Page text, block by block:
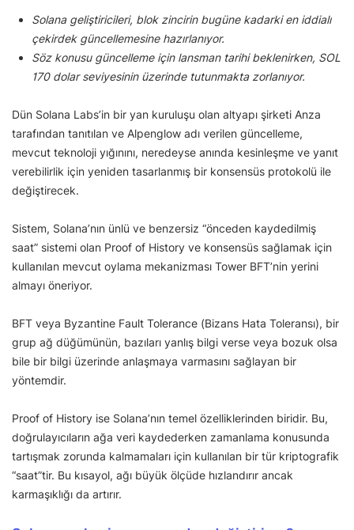
Solana geliştiricileri, blok zincirin bugüne kadarki en iddialı
çekirdek güncellemesine hazırlanıyor.
Söz konusu güncelleme için lansman tarihi beklenirken, SOL
170 dolar seviyesinin üzerinde tutunmakta zorlanıyor.
Dün Solana Labs’in bir yan kuruluşu olan altyapı şirketi Anza
tarafından tanıtılan ve Alpenglow adı verilen güncelleme,
mevcut teknoloji yığınını, neredeyse anında kesinleşme ve yanıt
verebilirlik için yeniden tasarlanmış bir konsensüs protokolü ile
değiştirecek.
Sistem, Solana’nın ünlü ve benzersiz “önceden kaydedilmiş
saat” sistemi olan Proof of History ve konsensüs sağlamak için
kullanılan mevcut oylama mekanizması Tower BFT’nin yerini
almayı öneriyor.
BFT veya Byzantine Fault Tolerance (Bizans Hata Toleransı), bir
grup ağ düğümünün, bazıları yanlış bilgi verse veya bozuk olsa
bile bir bilgi üzerinde anlaşmaya varmasını sağlayan bir
yöntemdir.
Proof of History ise Solana’nın temel özelliklerinden biridir. Bu,
doğrulayıcıların ağa veri kaydederken zamanlama konusunda
tartışmak zorunda kalmamaları için kullanılan bir tür kriptografik
“saat”tir. Bu kısayol, ağı büyük ölçüde hızlandırır ancak
karmaşıklığı da artırır.